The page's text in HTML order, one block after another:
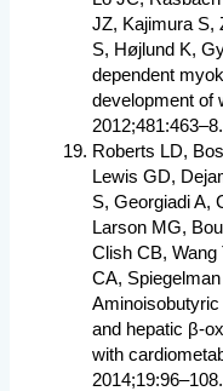
JZ, Kajimura S,
S, Højlund K,
dependent
development of
2012;481:463–8.
Roberts LD,
Lewis GD,
S, Georgiadi A,
Larson MG,
Clish CB,
CA,
and hepatic β-
with
2014;19:96–108.